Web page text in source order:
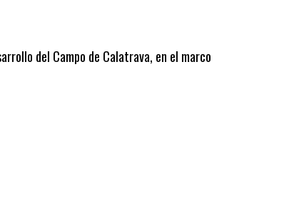
del Campo de Calatrava, en el marco